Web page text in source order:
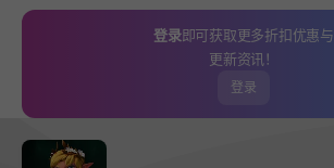
登录即可获取更多折扣优惠与
更新资讯！
登录